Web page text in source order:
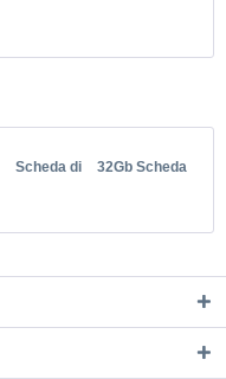
Scheda di
32Gb Scheda